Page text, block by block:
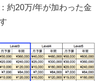
約20万/年が加わった金